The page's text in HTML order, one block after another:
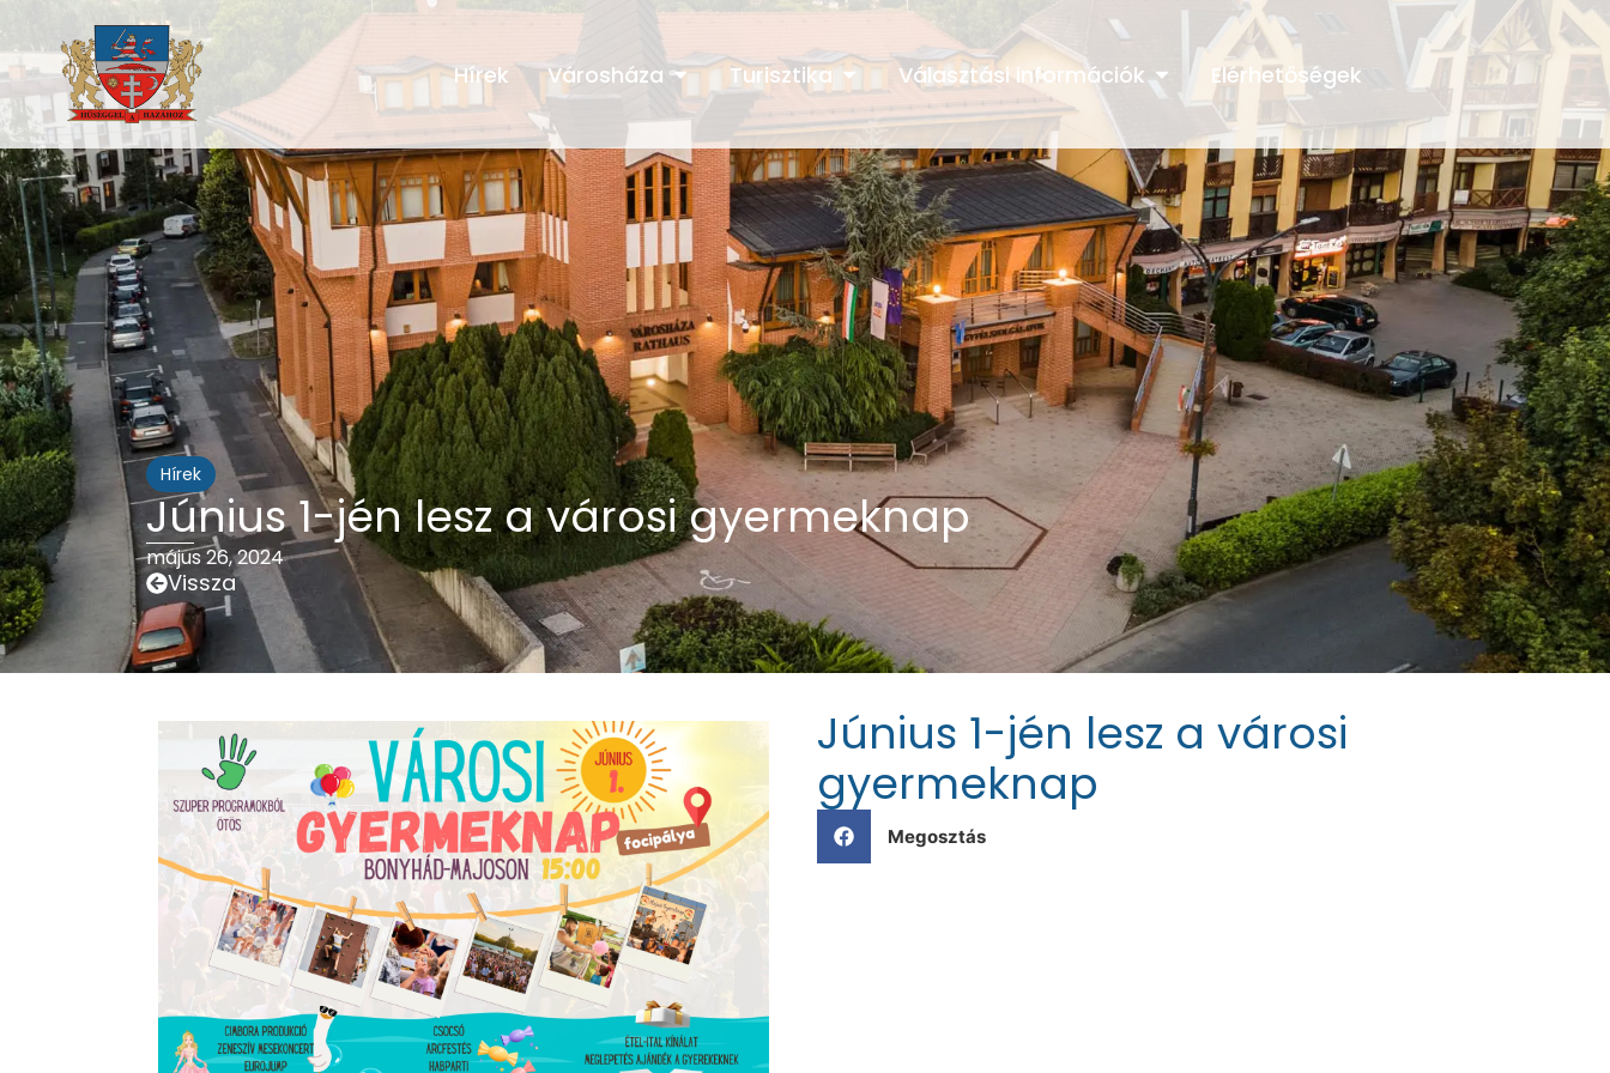
Hírek Városháza Turisztika Választási információk Elérhetőségek
Hírek
Június 1-jén lesz a városi gyermeknap
május 26, 2024
Vissza
Június 1-jén lesz a városi
gyermeknap
Megosztás